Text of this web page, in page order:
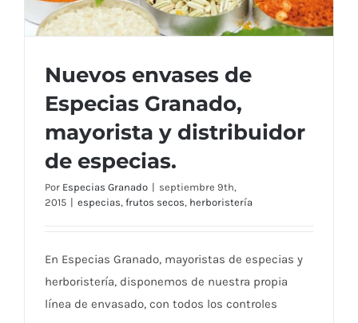
Nuevos envases de Especias Granado,
mayorista y distribuidor de especias.
Nuevos envases de
Especias Granado,
mayorista y distribuidor
de especias.
Por Especias Granado | septiembre 9th,
2015 | especias, frutos secos, herboristería
En Especias Granado, mayoristas de especias y
herboristería, disponemos de nuestra propia
línea de envasado, con todos los controles